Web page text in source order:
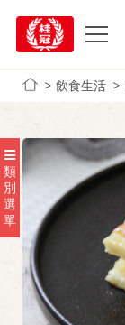
飲食生活
類
別
選
單